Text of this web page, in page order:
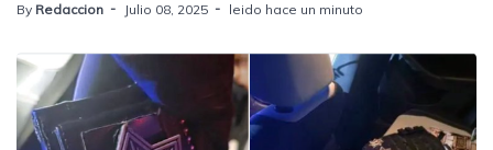
By Redaccion Julio 08, 2025 leido hace un minuto